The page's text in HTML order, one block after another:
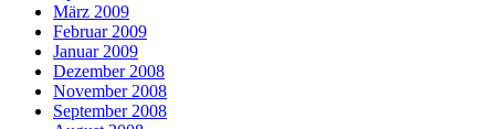
März 2009
Februar 2009
Januar 2009
Dezember 2008
November 2008
September 2008